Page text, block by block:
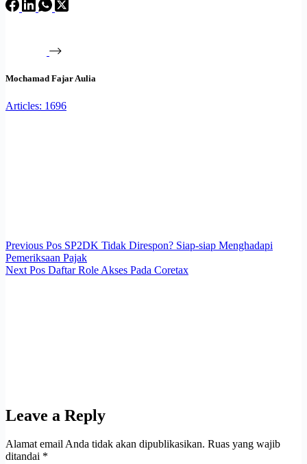
Mochamad Fajar Aulia
Articles: 1696
Previous Pos SP2DK Tidak Direspon? Siap-siap Menghadapi
Pemeriksaan Pajak
Next Pos Daftar Role Akses Pada Coretax
Leave a Reply
Alamat email Anda tidak akan dipublikasikan. Ruas yang wajib
ditandai *